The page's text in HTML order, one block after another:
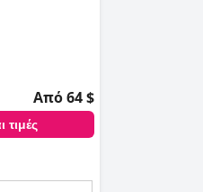
Από 64 $
τιμές